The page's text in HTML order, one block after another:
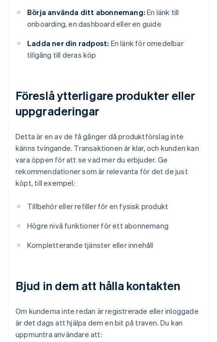
Börja använda ditt abonnemang: En länk till
onboarding, en dashboard eller en guide
Ladda ner din radpost: En länk för omedelbar
tillgång till deras köp
Föreslå ytterligare produkter eller
uppgraderingar
Detta är en av de få gånger då produktförslag inte
känns tvingande. Transaktionen är klar, och kunden kan
vara öppen för att se vad mer du erbjuder. Ge
rekommendationer som är relevanta för det de just
köpt, till exempel:
Tillbehör eller refiller för en fysisk produkt
Högre nivå funktioner för ett abonnemang
Kompletterande tjänster eller innehåll
Bjud in dem att hålla kontakten
Om kunderna inte redan är registrerade eller inloggade
är det dags att hjälpa dem en bit på traven. Du kan
uppmuntra användare att: